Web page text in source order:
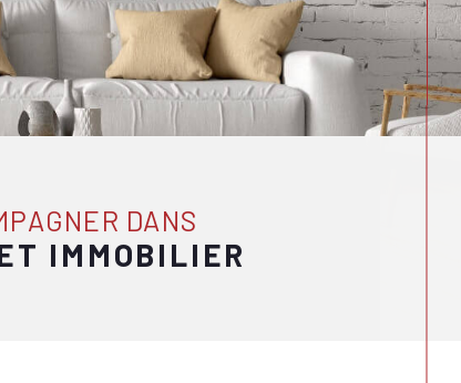
DANS
IMMOBILIER